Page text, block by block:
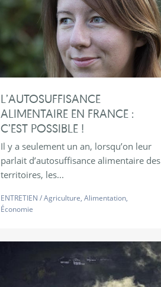
L’AUTOSUFFISANCE
ALIMENTAIRE EN FRANCE :
C’EST POSSIBLE !
Il y a seulement un an, lorsqu’on leur
parlait d’autosuffisance alimentaire des
territoires, les...
ENTRETIEN /Agriculture, Alimentation,
Économie